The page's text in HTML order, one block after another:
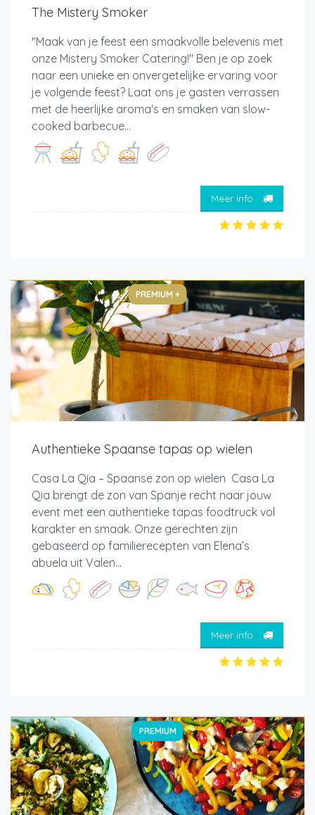
The Mistery Smoker
"Maak van je feest een smaakvolle belevenis met
onze Mistery Smoker Catering!" Ben je op zoek
naar een unieke en onvergetelijke ervaring voor
je volgende feest? Laat ons je gasten verrassen
met de heerlijke aroma's en smaken van slow-
cooked barbecue...
Meer info
PREMIUM +
Authentieke Spaanse tapas op wielen
Casa La Qia – Spaanse zon op wielen Casa La
Qia brengt de zon van Spanje recht naar jouw
event met een authentieke tapas foodtruck vol
karakter en smaak. Onze gerechten zijn
gebaseerd op familierecepten van Elena’s
abuela uit Valen...
Meer info
PREMIUM